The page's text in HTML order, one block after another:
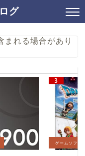
グ
れる場合があり
ゲームソフト